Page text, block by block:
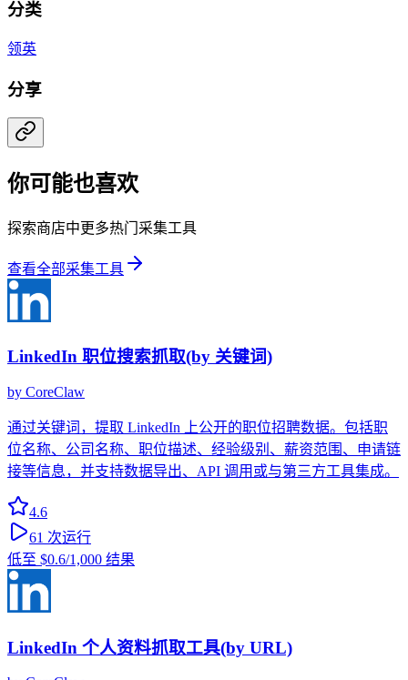
分类
领英
分享
你可能也喜欢
探索商店中更多热门采集工具
查看全部采集工具
LinkedIn 职位搜索抓取(by 关键词)
by CoreClaw
通过关键词，提取 LinkedIn 上公开的职位招聘数据。包括职
位名称、公司名称、职位描述、经验级别、薪资范围、申请链
接等信息，并支持数据导出、API 调用或与第三方工具集成。
4.6
61 次运行
低至 $0.6/1,000 结果
LinkedIn 个人资料抓取工具(by URL)